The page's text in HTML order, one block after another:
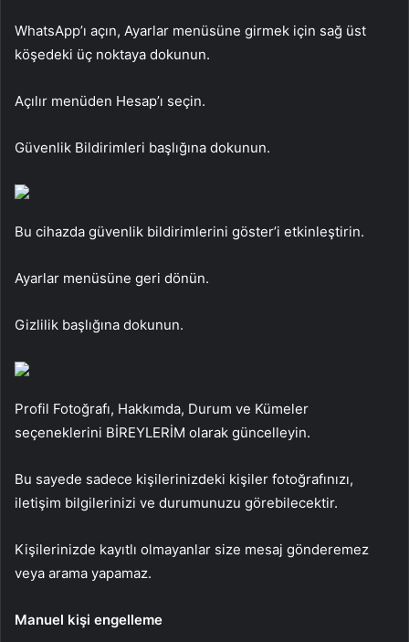
WhatsApp’ı açın, Ayarlar menüsüne girmek için sağ üst
köşedeki üç noktaya dokunun.
Açılır menüden Hesap’ı seçin.
Güvenlik Bildirimleri başlığına dokunun.
Bu cihazda güvenlik bildirimlerini göster’i etkinleştirin.
Ayarlar menüsüne geri dönün.
Gizlilik başlığına dokunun.
Profil Fotoğrafı, Hakkımda, Durum ve Kümeler
seçeneklerini BİREYLERİM olarak güncelleyin.
Bu sayede sadece kişilerinizdeki kişiler fotoğrafınızı,
iletişim bilgilerinizi ve durumunuzu görebilecektir.
Kişilerinizde kayıtlı olmayanlar size mesaj gönderemez
veya arama yapamaz.
Manuel kişi engelleme